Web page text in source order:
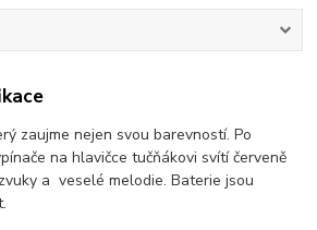
zaujme nejen svou barevností. Po
na hlavičce tučňákovi svítí červeně
a veselé melodie. Baterie jsou